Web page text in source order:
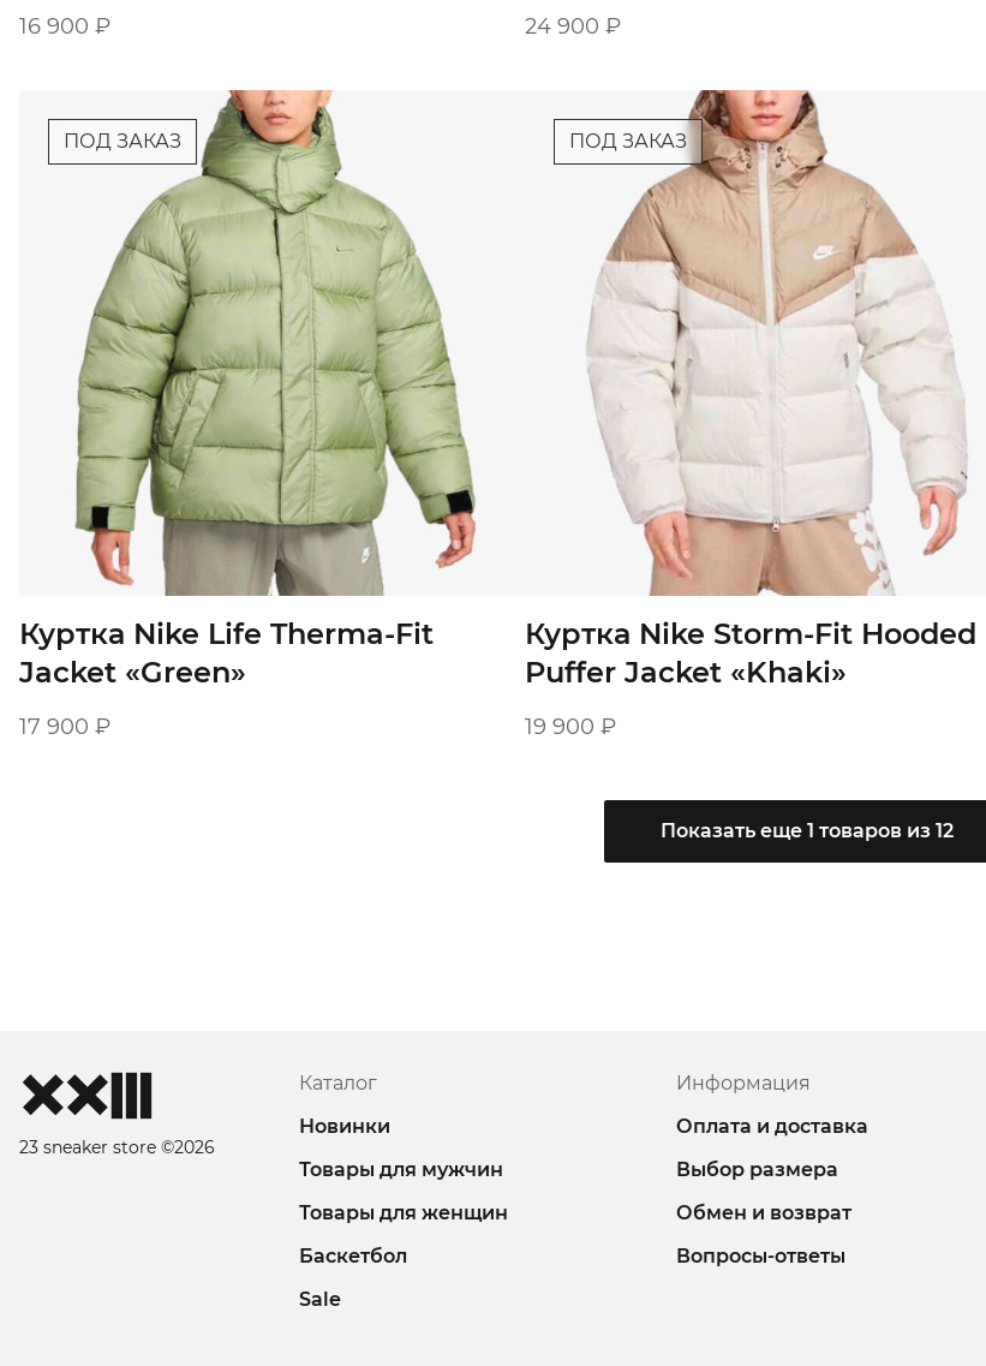
16 900 ₽ 24 900₽
ПОД ЗАКАЗ
Куртка Nike Life Therma-Fit
Jacket «Green»
17 900 ₽
ПОД ЗАКАЗ
Куртка Nike Storm-Fit Hooded
Puffer Jacket «Khaki»
19 900₽
Показать еще 1 товаров из 12
23 sneaker store ©2026
Каталог
Новинки
Товары для мужчин
Товары для женщин
Баскетбол
Sale
Информация
Оплата и доставка
Выбор размера
Обмен и возврат
Вопросы-ответы